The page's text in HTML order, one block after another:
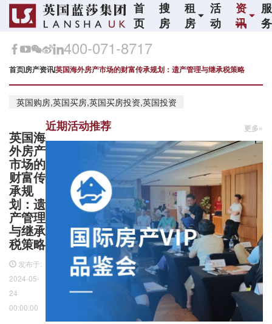
首
页
搜
房
租
房
活
动
资
讯
服
务
400-071-8717
首页房产资讯英国海外房产市场的财富传承规划：遗产管理与继承税策略
英国购房,英国买房,英国买房投资,英国投资
英国海
外房产
市场的
财富传
承规
划：遗
产管理
与继承
税策略
发布于:
2024-05-
24
00:00:00
近期活动推荐 更多»